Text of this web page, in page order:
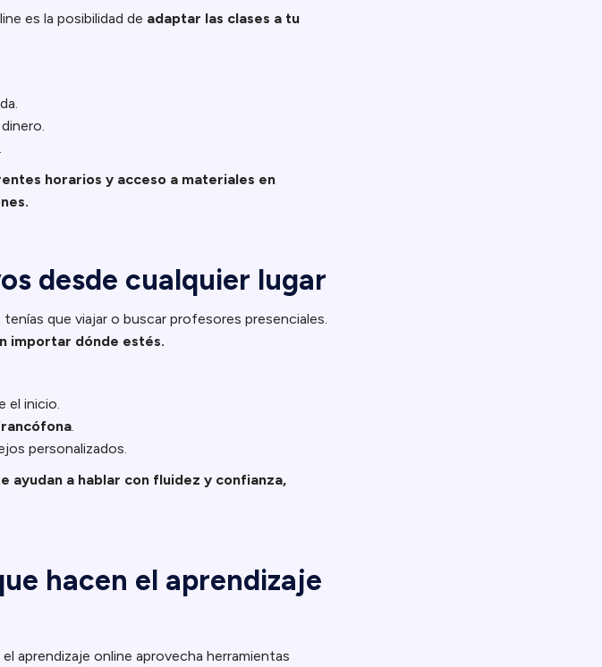
es la posibilidad de adaptar las clases a tu
horarios y acceso a materiales en
desde cualquier lugar
que viajar o buscar profesores presenciales.
importar dónde estés.
el inicio.
.
personalizados.
ayudan a hablar con fluidez y confianza,
hacen el aprendizaje
aprendizaje online aprovecha herramientas